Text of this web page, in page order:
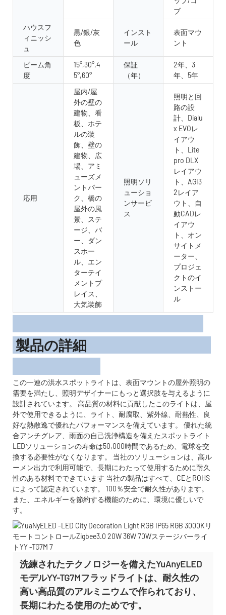
ブ
ハウスフ
ィニッシ
ュ
黒/銀/灰
色
インスト
ール
表面マウ
ント
ビーム角
度
15°,30°,4
5°,60°
保証
（年）
2年、3
年、5年
応用
屋内/屋
外の壁の
建物、看
板、ホテ
ルの装
飾、壁の
建物、広
場、アミ
ューズメ
ントパー
ク、橋の
屋外の風
景、ステ
ージ、バ
ー、ダン
スホー
ル、エン
ターテイ
メントプ
レイス、
大気装飾
照明ソリ
ューショ
ンサービ
ス
照明と回
路の設
計、Dialu
x EVOレ
イアウ
ト、Lite
pro DLX
レイアウ
ト、AGI3
2レイア
ウト、自
動CADレ
イアウ
ト、オン
サイトメ
ーター、
プロジェ
クトのイ
ンストー
ル
製品の詳細
この一連の洪水スポットライトは、表面マウントの屋外照明の
需要を満たし、照明デザイナーにもっと選択肢を与えるように
設計されています。 高品質の材料に貢献したこのライトは、屋
外で使用できるように、ライト、耐腐取、紫外線、耐熱性、良
好な熱散逸で優れたパフォーマンスを備えています。 優れた統
合アンチグレア、雨面の自己洗浄構造を備えたスポットライト
LEDソリューションの寿命は50,000時間であるため、電球を交
換する必要性がなくなります。 当社のソリューションは、高ル
ーメン出力で利用可能で、長期にわたって使用するために耐久
性のある材料でできています 当社の製品はすべて、CEとROHS
によって認定されています。 100％安全で耐久性があります。
また、エネルギーを節約する機能のために、環境に優しいで
す。
洗練されたテクノロジーを備えたYuAnyELED
モデルYY-TG7Mフラッドライトは、耐久性の
高い高品質のアルミニウムで作られており、
長期にわたる使用のためです。